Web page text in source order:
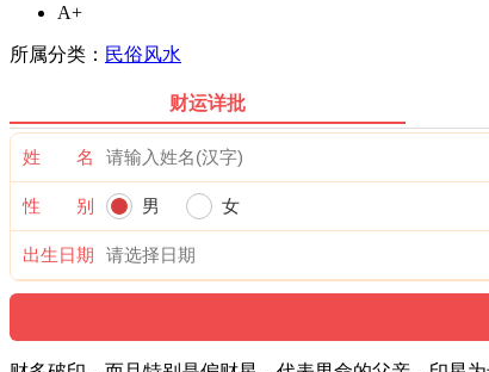
A+
所属分类： 民俗风水
财运详批
姓 名
性 别 男 女
出生日期